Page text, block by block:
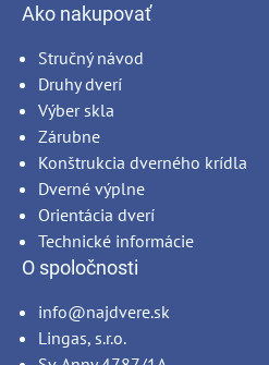
Ako nakupovať
Stručný návod
Druhy dverí
Výber skla
Zárubne
Konštrukcia dverného krídla
Dverné výplne
Orientácia dverí
Technické informácie
O spoločnosti
info@najdvere.sk
Lingas, s.r.o.